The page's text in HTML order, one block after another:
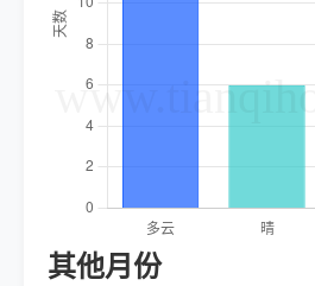
其他月份